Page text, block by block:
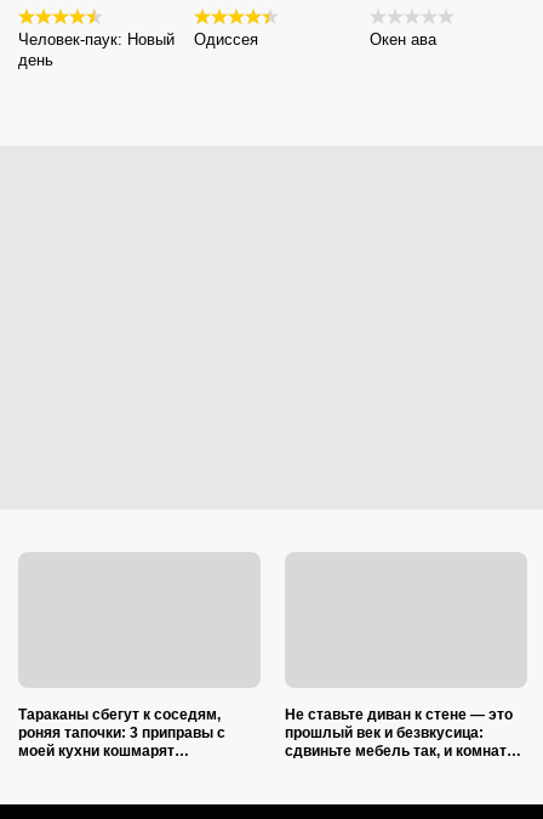
Человек-паук: Новый
день
Одиссея Окен ава
Тараканы сбегут к соседям,
роняя тапочки: 3 приправы с
моей кухни кошмарят
Не ставьте диван к стене — это
прошлый век и безвкусица:
сдвиньте мебель так, и комната